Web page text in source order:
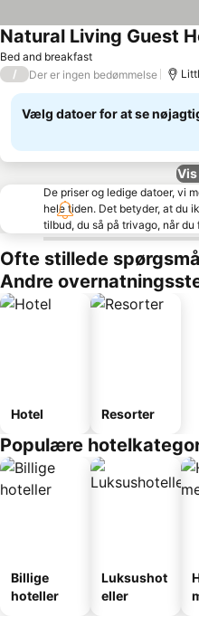
Bed and breakfast
Natural Living Guest
/ Der er ingen bedømmelse
Vælg datoer for at se
De priser og ledige datoer, vi
hele tiden. Det betyder, at du
tilbud, du så på trivago, når
Ofte stillede
Andre
Hotel Resorter
Populære
Billige
hoteller
Luksushot
eller